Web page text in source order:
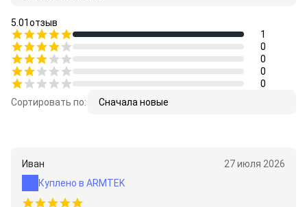
5.01отзыв
1
0
0
0
0
Сортировать по:
Сначала новые
Иван
27 июля 2026
Куплено в ARMTEK